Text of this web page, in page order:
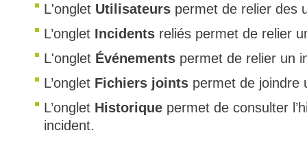
L'onglet Utilisateurs permet de relier des
L’onglet Incidents reliés permet de relier
L'onglet Événements permet de relier un
L’onglet Fichiers joints permet de joindre
L’onglet Historique permet de consulter
incident.